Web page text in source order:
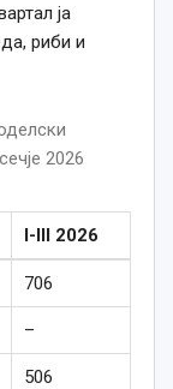
ја
риби и
2026
I-III 2026
706
–
506